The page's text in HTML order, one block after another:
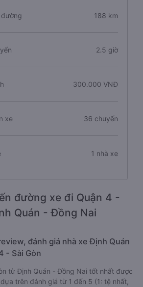
188 km
2.5 giờ
300.000 VNĐ
xe 36 chuyến
1 nhà xe
đường xe đi Quận 4 -
Quán - Đồng Nai
đánh giá nhà xe Định Quán
- Sài Gòn
từ Định Quán - Đồng Nai tốt nhất được
trên đánh giá từ 1 đến 5 (1: tệ nhất,